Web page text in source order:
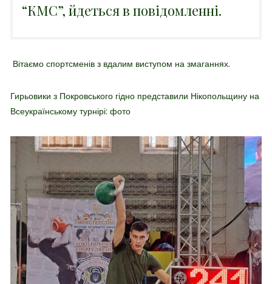
“КМС”, йдеться в повідомленні.
Вітаємо спортсменів з вдалим виступом на змаганнях.
Гирьовики з Покровського гідно представили Нікопольщину на
Всеукраїнському турнірі: фото